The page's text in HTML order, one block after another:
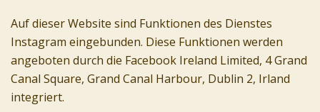
Auf dieser Website sind Funktionen des Dienstes
Instagram eingebunden. Diese Funktionen werden
angeboten durch die Facebook Ireland Limited, 4 Grand
Canal Square, Grand Canal Harbour, Dublin 2, Irland
integriert.